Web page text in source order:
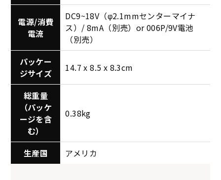
電源/消費
電流
DC9~18V（φ2.1mmセンターマイナ
ス）/ 8mA（別売）or 006P/9V電池
（別売）
パッケー
ジサイズ
14.7 x 8.5 x 8.3cm
総重量
（パッケ
ージを含
む）
0.38kg
生産国 アメリカ